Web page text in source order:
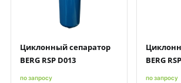
Циклонный сепаратор
BERG RSP D013
по запросу
BERG
по запросу